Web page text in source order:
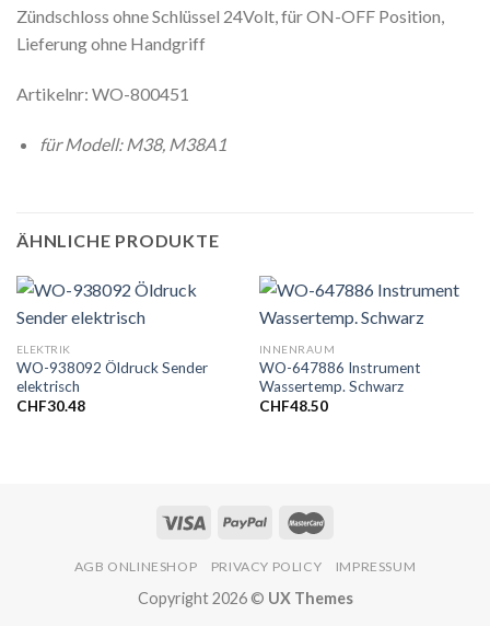
Zündschloss ohne Schlüssel 24Volt, für ON-OFF Position,
Lieferung ohne Handgriff
Artikelnr: WO-800451
für Modell: M38, M38A1
ÄHNLICHE PRODUKTE
ELEKTRIK
WO-938092 Öldruck Sender
elektrisch
CHF30.48
INNENRAUM
WO-647886 Instrument
Wassertemp. Schwarz
CHF48.50
AGB ONLINESHOP PRIVACY POLICY IMPRESSUM
Copyright 2026 © UX Themes